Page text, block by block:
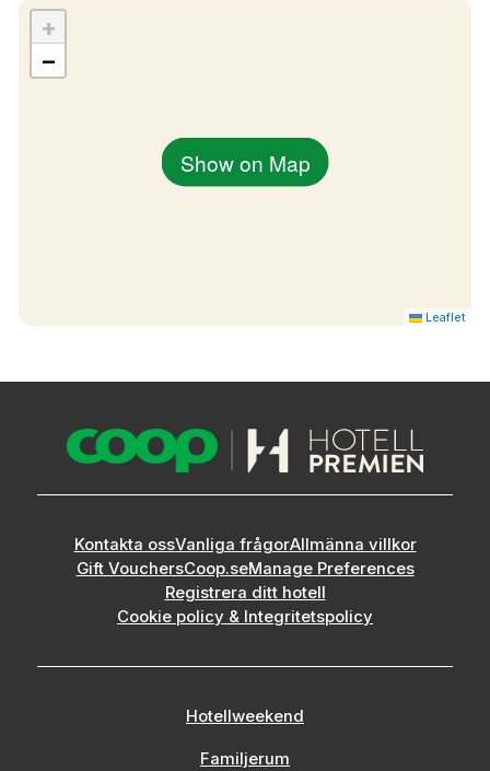
Show on Map
+
−
Leaflet
Kontakta ossVanliga frågorAllmänna villkor
Gift VouchersCoop.seManage Preferences
Registrera ditt hotell
Cookie policy & Integritetspolicy
Hotellweekend
Familjerum